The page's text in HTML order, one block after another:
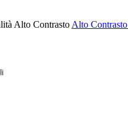
Alto Contrasto Alto Contrasto